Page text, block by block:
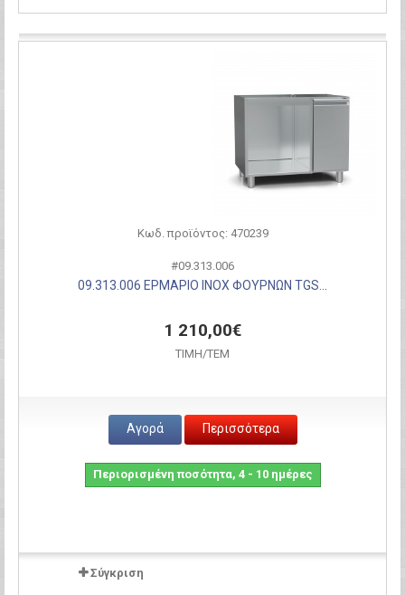
Κωδ. προϊόντος: 470239
#09.313.006
09.313.006 ΕΡΜΑΡΙΟ ΙΝΟΧ ΦΟΥΡΝΩΝ TGS...
1 210,00€
ΤΙΜH/ΤΕΜ
Αγορά Περισσότερα
Περιορισμένη ποσότητα, 4 - 10 ημέρες
Σύγκριση